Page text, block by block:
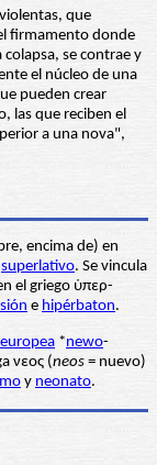
que
firmamento donde
se contrae y
el núcleo de una
pueden crear
las que reciben el
a una nova",
encima de) en
superlativo. Se vincula
el griego ὑπερ-
e hipérbaton.
*newo-
νεος (neos = nuevo)
y neonato.